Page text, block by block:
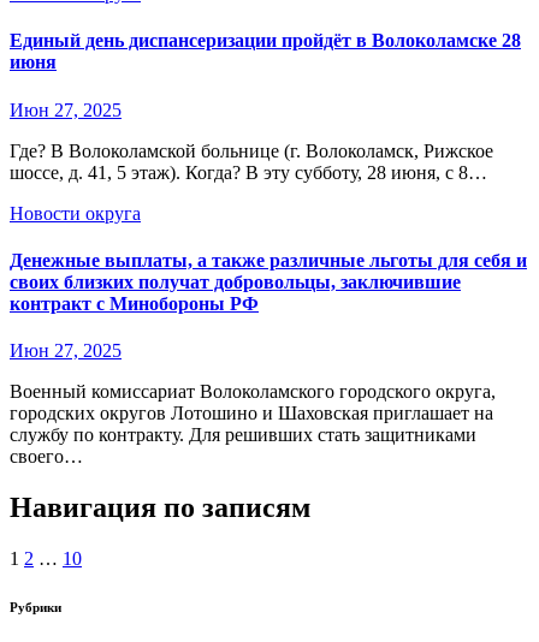
Единый день диспансеризации пройдёт в Волоколамске 28
июня
Июн 27, 2025
Где? В Волоколамской больнице (г. Волоколамск, Рижское
шоссе, д. 41, 5 этаж). Когда? В эту субботу, 28 июня, с 8…
Новости округа
Денежные выплаты, а также различные льготы для себя и
своих близких получат добровольцы, заключившие
контракт с Минобороны РФ
Июн 27, 2025
Военный комиссариат Волоколамского городского округа,
городских округов Лотошино и Шаховская приглашает на
службу по контракту. Для решивших стать защитниками
своего…
Навигация по записям
1 2 … 10
Рубрики